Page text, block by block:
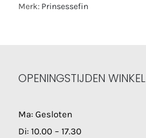
Merk: Prinsessefin
OPENINGSTIJDEN WINKEL
Ma: Gesloten
Di: 10.00 – 17.30